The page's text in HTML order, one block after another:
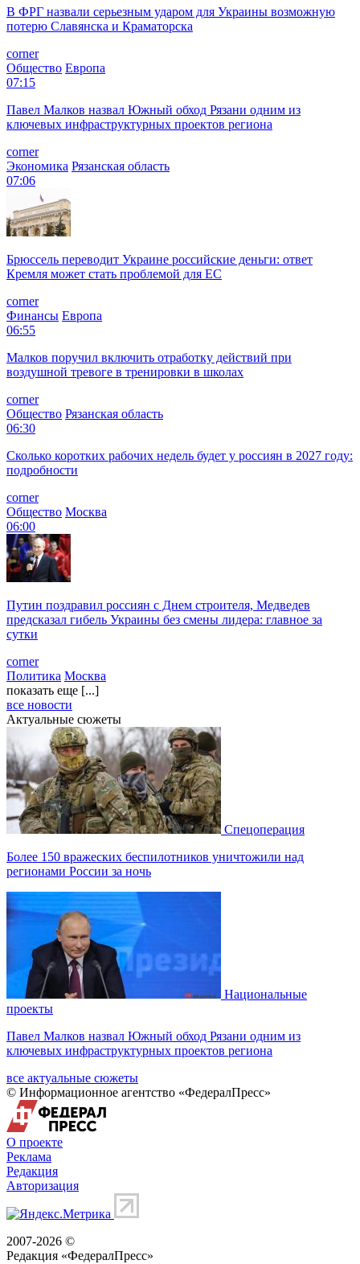
В ФРГ назвали серьезным ударом для Украины возможную
потерю Славянска и Краматорска
corner
Общество Европа
07:15
Павел Малков назвал Южный обход Рязани одним из
ключевых инфраструктурных проектов региона
corner
Экономика Рязанская область
07:06
Брюссель переводит Украине российские деньги: ответ
Кремля может стать проблемой для EC
corner
Финансы Европа
06:55
Малков поручил включить отработку действий при
воздушной тревоге в тренировки в школах
corner
Общество Рязанская область
06:30
Сколько коротких рабочих недель будет у россиян в 2027 году:
подробности
corner
Общество Москва
06:00
Путин поздравил россиян с Днем строителя, Медведев
предсказал гибель Украины без смены лидера: главное за
сутки
corner
Политика Москва
показать еще [...]
все новости
Актуальные сюжеты
Спецоперация
Более 150 вражеских беспилотников уничтожили над
регионами России за ночь
Национальные
проекты
Павел Малков назвал Южный обход Рязани одним из
ключевых инфраструктурных проектов региона
все актуальные сюжеты
© Информационное агентство «ФедералПресс»
О проекте
Реклама
Редакция
Авторизация
2007-2026 ©
Редакция «ФедералПресс»